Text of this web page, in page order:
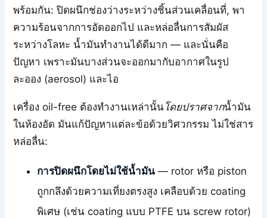
พร้อมกัน: ปิดผนึกช่องว่างระหว่างชิ้นส่วนเคลื่อนที่, พา
ความร้อนจากการอัดออกไป และหล่อลื่นการสัมผัส
ระหว่างโลหะ น้ำมันทำงานได้ดีมาก — และนั่นคือ
ปัญหา เพราะมันบางส่วนจะออกมากับอากาศในรูป
ละออง (aerosol) และไอ
เครื่อง oil-free ต้องทำงานเหล่านั้นโดยปราศจากน้ำมัน
ในห้องอัด มันแก้ปัญหาแต่ละข้อด้วยวิศวกรรม ไม่ใช่สาร
หล่อลื่น:
การปิดผนึกโดยไม่ใช้น้ำมัน — rotor หรือ piston
ถูกกลึงด้วยความเที่ยงตรงสูง เคลือบด้วย coating
พิเศษ (เช่น coating แบบ PTFE บน screw rotor)